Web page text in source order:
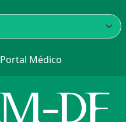
Portal Médico